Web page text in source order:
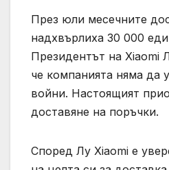
През юли месечните
надхвърлиха 30 000
Президентът на Xiaomi
че компанията няма да
войни. Настоящият
доставяне на поръчки.
Според Лу Xiaomi е